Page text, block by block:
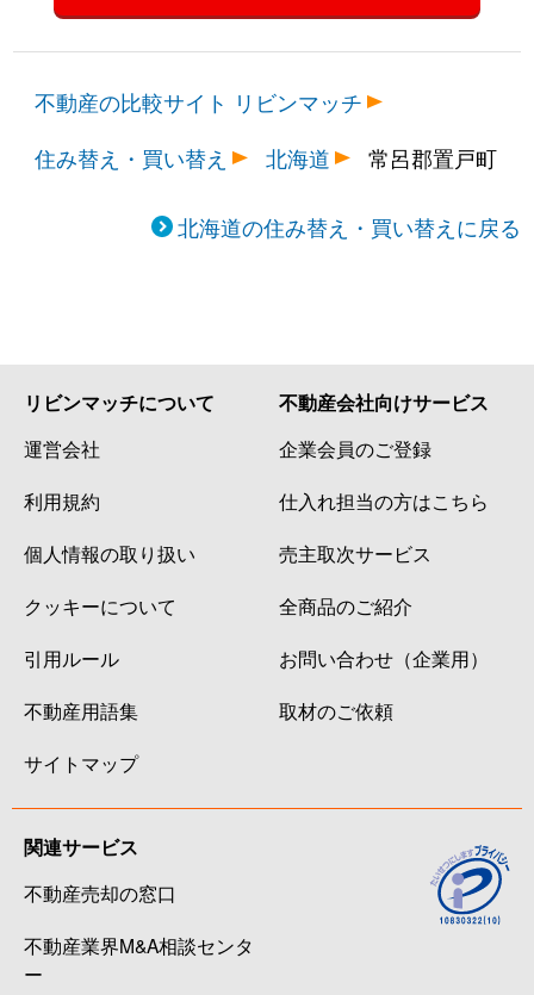
不動産の比較サイト リビンマッチ
住み替え・買い替え
北海道 常呂郡置戸町
北海道の住み替え・買い替えに戻る
リビンマッチについて
運営会社
利用規約
個人情報の取り扱い
クッキーについて
引用ルール
不動産用語集
サイトマップ
不動産会社向けサービス
企業会員のご登録
仕入れ担当の方はこちら
売主取次サービス
全商品のご紹介
お問い合わせ（企業用）
取材のご依頼
関連サービス
不動産売却の窓口
不動産業界M&A相談センタ
ー